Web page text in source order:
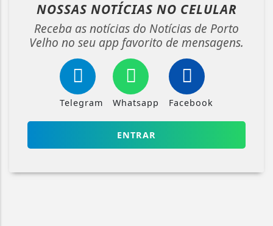
NOSSAS NOTÍCIAS NO CELULAR
Receba as notícias do Notícias de Porto
Velho no seu app favorito de mensagens.
Telegram Whatsapp Facebook
ENTRAR